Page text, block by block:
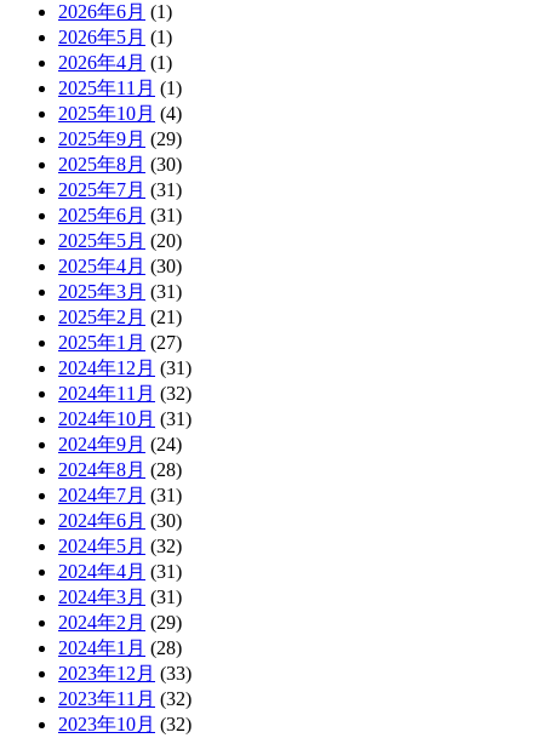
2026年6月 (1)
2026年5月 (1)
2026年4月 (1)
2025年11月 (1)
2025年10月 (4)
2025年9月 (29)
2025年8月 (30)
2025年7月 (31)
2025年6月 (31)
2025年5月 (20)
2025年4月 (30)
2025年3月 (31)
2025年2月 (21)
2025年1月 (27)
2024年12月 (31)
2024年11月 (32)
2024年10月 (31)
2024年9月 (24)
2024年8月 (28)
2024年7月 (31)
2024年6月 (30)
2024年5月 (32)
2024年4月 (31)
2024年3月 (31)
2024年2月 (29)
2024年1月 (28)
2023年12月 (33)
2023年11月 (32)
2023年10月 (32)